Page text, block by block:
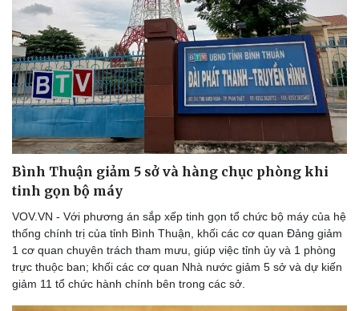
Bình Thuận giảm 5 sở và hàng chục phòng khi
tinh gọn bộ máy
VOV.VN - Với phương án sắp xếp tinh gọn tổ chức bộ máy của hệ
thống chính trị của tỉnh Bình Thuận, khối các cơ quan Đảng giảm
1 cơ quan chuyên trách tham mưu, giúp việc tỉnh ủy và 1 phòng
trực thuộc ban; khối các cơ quan Nhà nước giảm 5 sở và dự kiến
giảm 11 tổ chức hành chính bên trong các sở.